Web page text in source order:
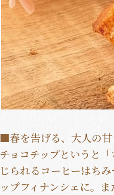
■春を告げる、大人の甘
チョコチップというと
じられるコーヒーはち
ップフィナンシェに。